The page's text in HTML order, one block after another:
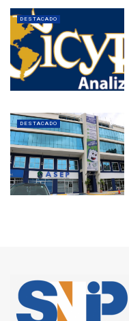
DESTACADO
DESTACADO